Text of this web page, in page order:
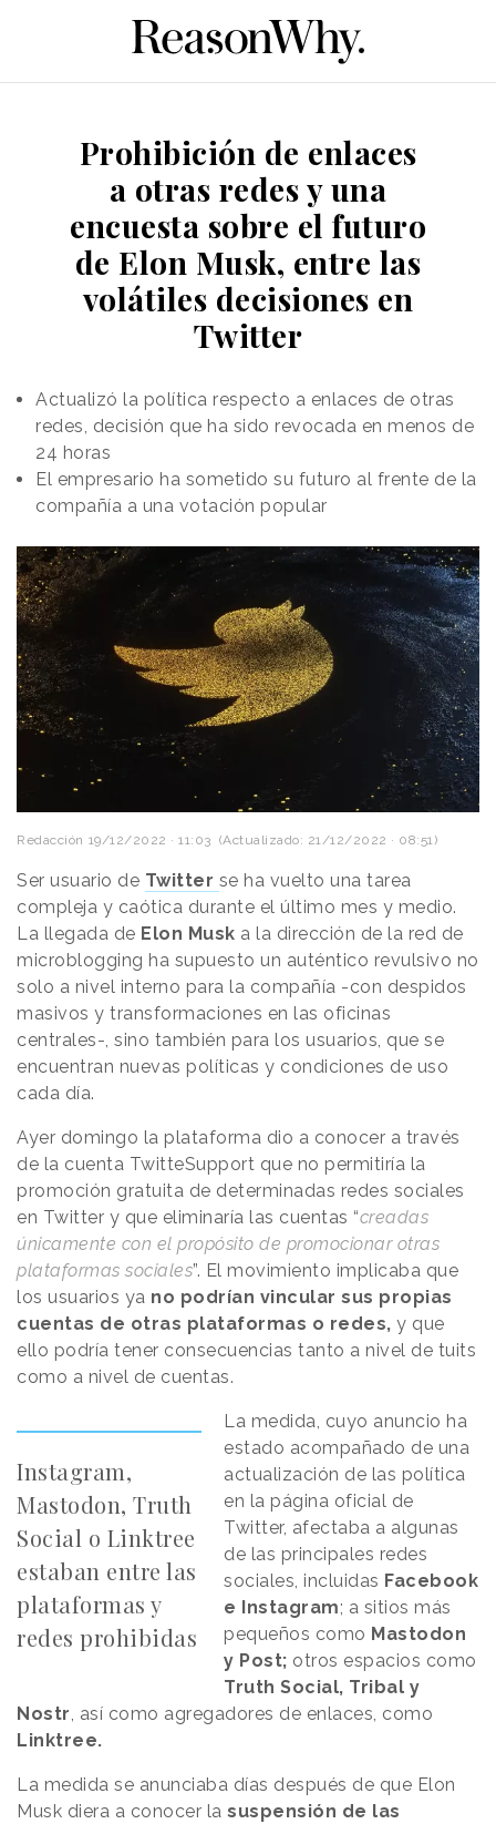
Prohibición de enlaces
a otras redes y una
encuesta sobre el futuro
de Elon Musk, entre las
volátiles decisiones en
Twitter
Actualizó la política respecto a enlaces de otras
redes, decisión que ha sido revocada en menos de
24 horas
El empresario ha sometido su futuro al frente de la
compañía a una votación popular
Redacción 19/12/2022 · 11:03 (Actualizado: 21/12/2022 · 08:51)
Ser usuario de Twitter se ha vuelto una tarea
compleja y caótica durante el último mes y medio.
La llegada de Elon Musk a la dirección de la red de
microblogging ha supuesto un auténtico revulsivo no
solo a nivel interno para la compañía -con despidos
masivos y transformaciones en las oficinas
centrales-, sino también para los usuarios, que se
encuentran nuevas políticas y condiciones de uso
cada día.
Ayer domingo la plataforma dio a conocer a través
de la cuenta TwitteSupport que no permitiría la
promoción gratuita de determinadas redes sociales
en Twitter y que eliminaría las cuentas “creadas
únicamente con el propósito de promocionar otras
plataformas sociales”. El movimiento implicaba que
los usuarios ya no podrían vincular sus propias
cuentas de otras plataformas o redes, y que
ello podría tener consecuencias tanto a nivel de tuits
como a nivel de cuentas.
Instagram,
Mastodon, Truth
Social o Linktree
estaban entre las
plataformas y
redes prohibidas
La medida, cuyo anuncio ha
estado acompañado de una
actualización de las política
en la página oficial de
Twitter, afectaba a algunas
de las principales redes
sociales, incluidas Facebook
e Instagram; a sitios más
pequeños como Mastodon
y Post; otros espacios como
Truth Social, Tribal y
Nostr, así como agregadores de enlaces, como
Linktree.
La medida se anunciaba días después de que Elon
Musk diera a conocer la suspensión de las